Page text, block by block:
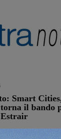
Smart
il bando